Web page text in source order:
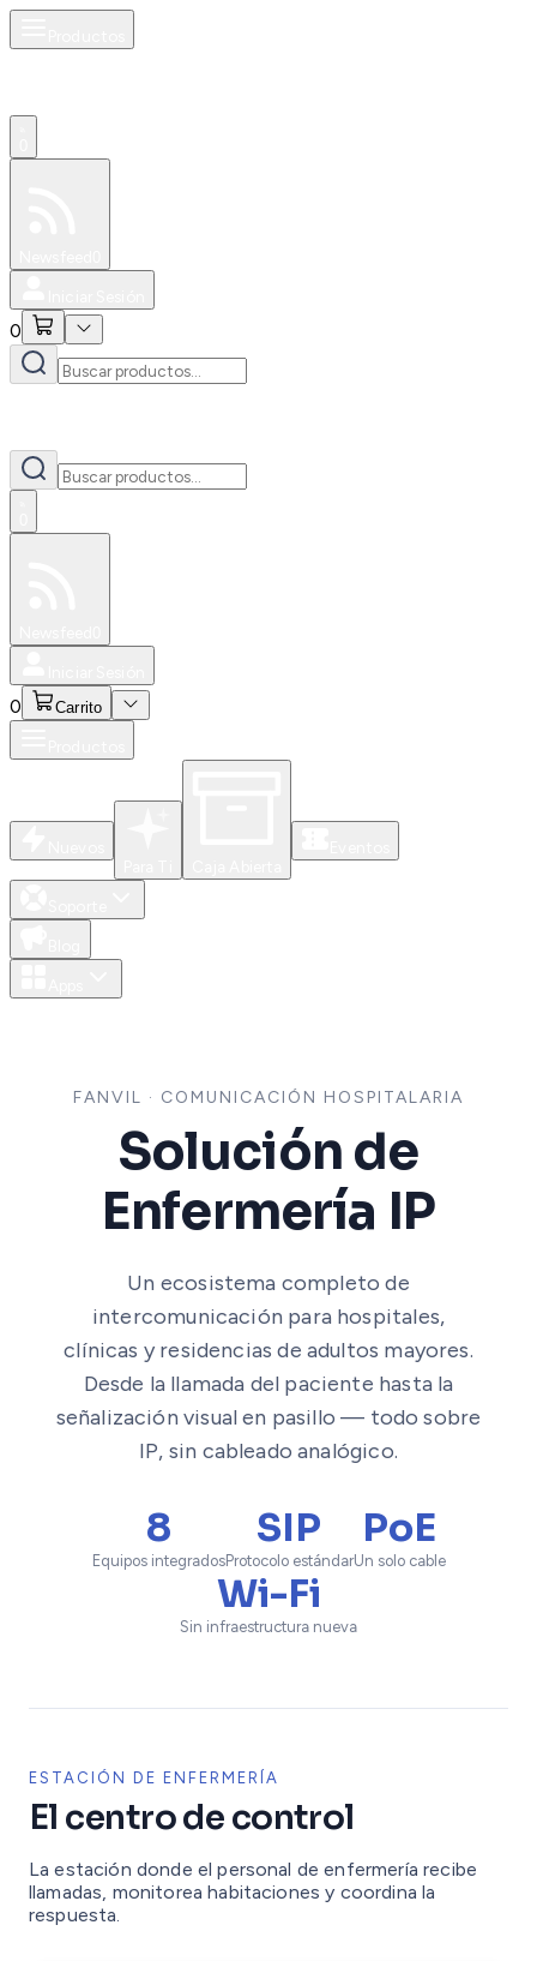
0
0 Carrito
FANVIL · COMUNICACIÓN HOSPITALARIA
Solución de
Enfermería IP
Un ecosistema completo de
intercomunicación para hospitales,
clínicas y residencias de adultos mayores.
Desde la llamada del paciente hasta la
señalización visual en pasillo — todo sobre
IP, sin cableado analógico.
8
Equipos integrados
SIP
Protocolo estándar
PoE
Un solo cable
Wi-Fi
Sin infraestructura nueva
ESTACIÓN DE ENFERMERÍA
El centro de control
La estación donde el personal de enfermería recibe
llamadas, monitorea habitaciones y coordina la
respuesta.